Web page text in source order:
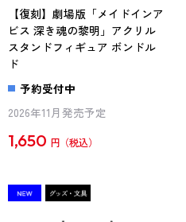
【復刻】劇場版「メイドインア
ビス 深き魂の黎明」アクリル
スタンドフィギュア ボンドル
ド
予約受付中
2026年11月発売予定
1,650 円